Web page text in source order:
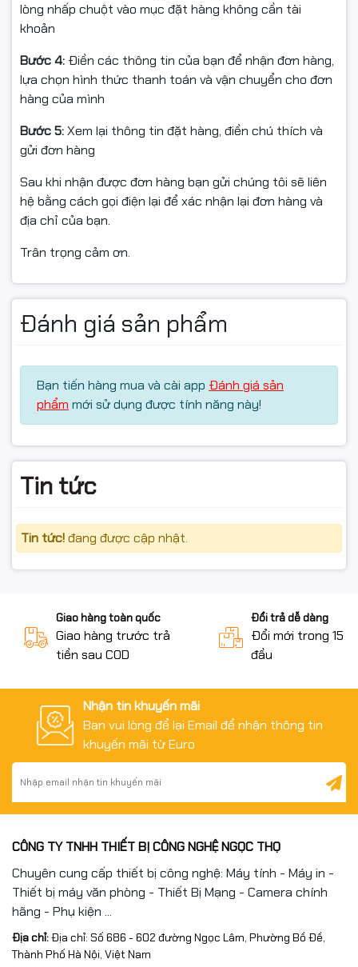
Canon imageCLASS LBP8780x
của Cty chúng tôi
Cam kết chất lượng hàng hóa:
Tất cả các sản phẩm của công ty Ngọc Thọ đều có
nguồn gốc xuất xứ rõ ràng.
Trước khi xuất kho có kiểm tra chất lượng hàng hóa.
Hàng bán ra đều có xuất hóa đơn VAT đầy đủ.
Chúng tôi)
được hoặc chưa biết các sử dụng ( Quý khách để lại
liên hệ để bên công ty có thể hỗ trợ quý khách tốt
nhất)
lòng nhấp chuột vào mục đặt hàng không cần tài
khoản
Bước 4: Điền các thông tin của bạn để nhận đơn hàng,
lựa chọn hình thức thanh toán và vận chuyển cho đơn
hàng của mình
Bước 5:Xem lại thông tin đặt hàng, điền chú thích và
gửi đơn hàng
Sau khi nhận được đơn hàng bạn gửi chúng tôi sẽ liên
hệ bằng cách gọi điện lại để xác nhận lại đơn hàng và
địa chỉ của bạn.
Trân trọng cảm ơn.
Đánh giá sản phẩm
Bạn tiến hàng mua và cài app Đánh giá sản
phẩm mới sử dụng được tính năng này!
Tin tức
Tin tức!đang được cập nhật.
Giao hàng toàn quốc
Giao hàng trước trả
tiền sau COD
Đổi trả dễ dàng
Đổi mới trong 15
đầu
Nhận tin khuyến mãi
Bạn vui lòng để lại Email để nhận thông tin
khuyến mãi từ Euro
CÔNG TY TNHH THIẾT BỊ CÔNG NGHỆ NGỌC THỌ
Chuyên cung cấp thiết bị công nghệ: Máy tính - Máy in -
Thiết bị máy văn phòng - Thiết Bị Mạng - Camera chính
hãng - Phụ kiện ...
Địa chỉ:Địa chỉ: Số 686 - 602 đường Ngọc Lâm, Phường Bồ Đề,
Thành Phố Hà Nội, Việt Nam